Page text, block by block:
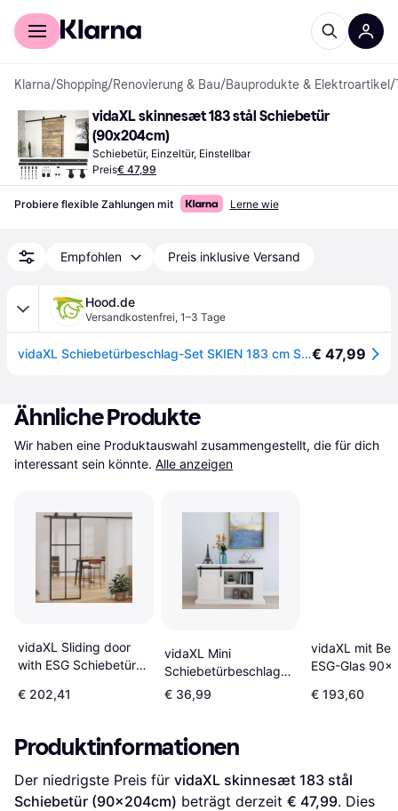
Für Shopper
Klarna/Shopping/Renovierung & Bau/Bauprodukte & Elektroartikel /
vidaXL skinnesæt 183 stål Schiebetür
(90x204cm)
Schiebetür, Einzeltür, Einstellbar
Preis€ 47,99
Probiere flexible Zahlungen mit Lerne wie
Empfohlen Preis inklusive Versand
Hood.de
Versandkostenfrei, 1–3 Tage
vidaXL Schiebetürbeschlag-Set SKIEN 183 cm Stahl Schwarz€ 47,99
Ähnliche Produkte
Wir haben eine Produktauswahl zusammengestellt, die für dich
interessant sein könnte. Alle anzeigen
vidaXL Sliding door
with ESG Schiebetür
€ 202,41
vidaXL Mini
Schiebetürbeschlag
Set 122 cm
Carbonstahl
€ 36,99
vidaXL mit
ESG-Glas
€ 193,60
Produktinformationen
Der niedrigste Preis für vidaXL skinnesæt 183 stål
Schiebetür (90x204cm) beträgt derzeit € 47,99. Dies